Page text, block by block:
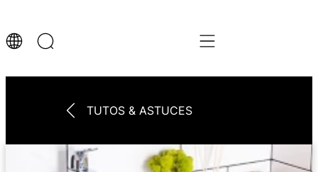
TUTOS & ASTUCES